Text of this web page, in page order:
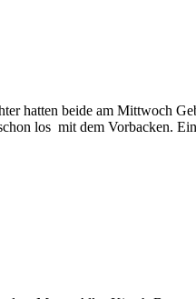
hatten beide am Mittwoch
los mit dem Vorbacken.